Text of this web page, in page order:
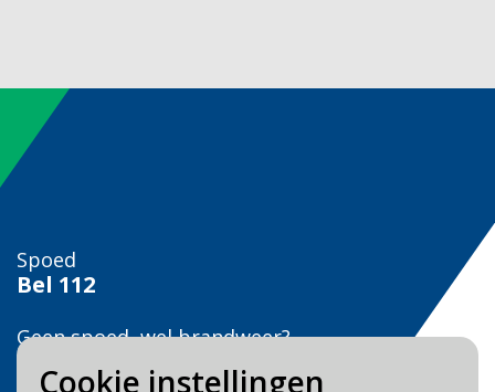
Cookie instellingen
Spoed
Bel 112
Geen spoed, wel brandweer?
Bel